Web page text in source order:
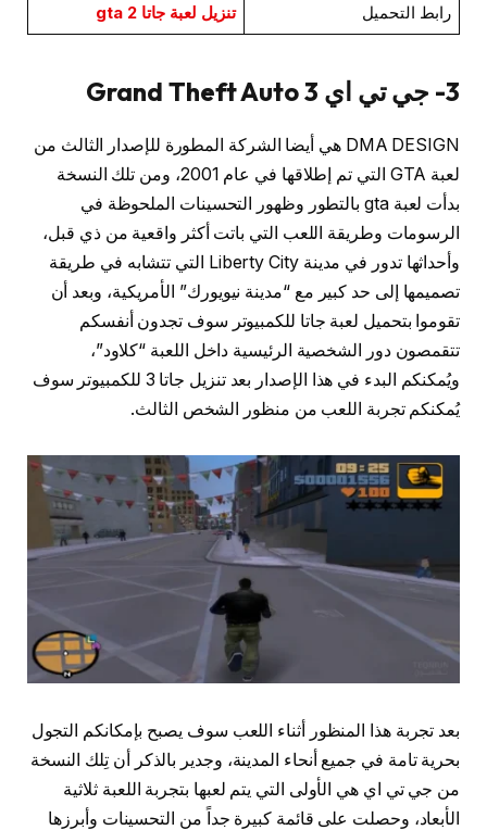
رابط التحميل تنزيل لعبة جاتا 2 gta
3- جي تي اي 3 Grand Theft Auto
DMA DESIGN هي أيضا الشركة المطورة للإصدار الثالث من
لعبة GTA التي تم إطلاقها في عام 2001، ومن تلك النسخة
بدأت لعبة gta بالتطور وظهور التحسينات الملحوظة في
الرسومات وطريقة اللعب التي باتت أكثر واقعية من ذي قبل،
وأحداثها تدور في مدينة Liberty City التي تتشابه في طريقة
تصميمها إلى حد كبير مع “مدينة نيويورك” الأمريكية، وبعد أن
تقوموا بتحميل لعبة جاتا للكمبيوتر سوف تجدون أنفسكم
تتقمصون دور الشخصية الرئيسية داخل اللعبة “كلاود”،
ويُمكنكم البدء في هذا الإصدار بعد تنزيل جاتا 3 للكمبيوتر سوف
يُمكنكم تجربة اللعب من منظور الشخص الثالث.
بعد تجربة هذا المنظور أثناء اللعب سوف يصبح بإمكانكم التجول
بحرية تامة في جميع أنحاء المدينة، وجدير بالذكر أن تِلك النسخة
من جي تي اي هي الأولى التي يتم لعبها بتجربة اللعبة ثلاثية
الأبعاد، وحصلت على قائمة كبيرة جداً من التحسينات وأبرزها